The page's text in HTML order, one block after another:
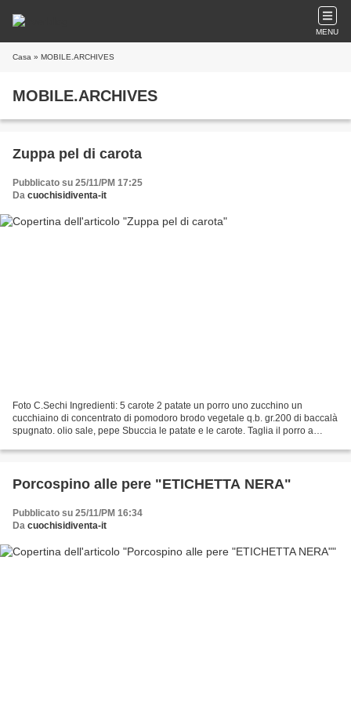
MENU
Casa » MOBILE.ARCHIVES
MOBILE.ARCHIVES
Zuppa pel di carota
Pubblicato su 25/11/PM 17:25
Da cuochisidiventa-it
Foto C.Sechi Ingredienti: 5 carote 2 patate un porro uno zucchino un
cucchiaino di concentrato di pomodoro brodo vegetale q.b. gr.200 di baccalà
spugnato. olio sale, pepe Sbuccia le patate e le carote. Taglia il porro a
Porcospino alle pere "ETICHETTA NERA"
Pubblicato su 25/11/PM 16:34
Da cuochisidiventa-it